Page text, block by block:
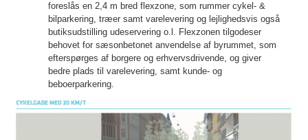
foreslås en 2,4 m bred flexzone, som rummer cykel- &
bilparkering, træer samt varelevering og lejlighedsvis også
butiksudstilling udeservering o.l. Flexzonen tilgodeser
behovet for sæsonbetonet anvendelse af byrummet, som
efterspørges af borgere og erhvervsdrivende, og giver
bedre plads til varelevering, samt kunde- og
beboerparkering.